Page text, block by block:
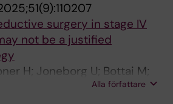
surgery in stage IV
not be a justified
H; Joneborg U; Bottai M;
Alla författare